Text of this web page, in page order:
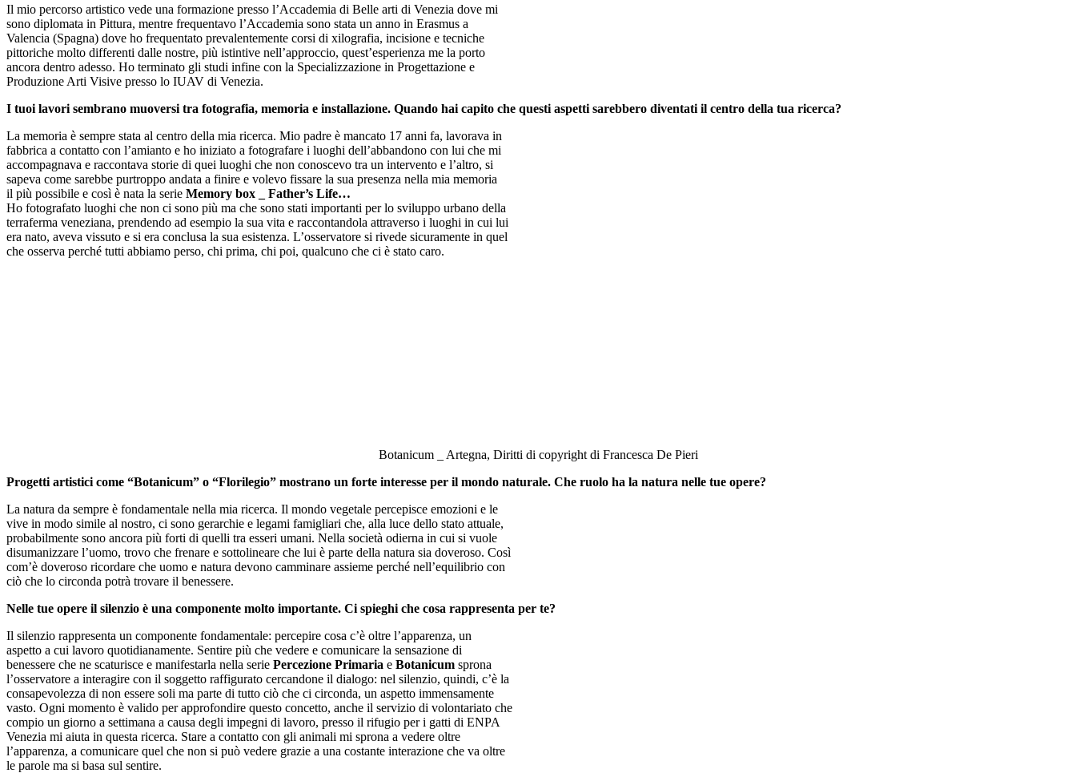
Il mio percorso artistico vede una formazione presso l’Accademia di Belle arti di Venezia dove mi
sono diplomata in Pittura, mentre frequentavo l’Accademia sono stata un anno in Erasmus a
Valencia (Spagna) dove ho frequentato prevalentemente corsi di xilografia, incisione e tecniche
pittoriche molto differenti dalle nostre, più istintive nell’approccio, quest’esperienza me la porto
ancora dentro adesso. Ho terminato gli studi infine con la Specializzazione in Progettazione e
Produzione Arti Visive presso lo IUAV di Venezia.
I tuoi lavori sembrano muoversi tra fotografia, memoria e installazione. Quando hai capito che questi aspetti sarebbero diventati il centro della tua ricerca?
La memoria è sempre stata al centro della mia ricerca. Mio padre è mancato 17 anni fa, lavorava in
fabbrica a contatto con l’amianto e ho iniziato a fotografare i luoghi dell’abbandono con lui che mi
accompagnava e raccontava storie di quei luoghi che non conoscevo tra un intervento e l’altro, si
sapeva come sarebbe purtroppo andata a finire e volevo fissare la sua presenza nella mia memoria
il più possibile e così è nata la serie Memory box _ Father’s Life…
Ho fotografato luoghi che non ci sono più ma che sono stati importanti per lo sviluppo urbano della
terraferma veneziana, prendendo ad esempio la sua vita e raccontandola attraverso i luoghi in cui lui
era nato, aveva vissuto e si era conclusa la sua esistenza. L’osservatore si rivede sicuramente in quel
che osserva perché tutti abbiamo perso, chi prima, chi poi, qualcuno che ci è stato caro.
Botanicum _ Artegna, Diritti di copyright di Francesca De Pieri
Progetti artistici come “Botanicum” o “Florilegio” mostrano un forte interesse per il mondo naturale. Che ruolo ha la natura nelle tue opere?
La natura da sempre è fondamentale nella mia ricerca. Il mondo vegetale percepisce emozioni e le
vive in modo simile al nostro, ci sono gerarchie e legami famigliari che, alla luce dello stato attuale,
probabilmente sono ancora più forti di quelli tra esseri umani. Nella società odierna in cui si vuole
disumanizzare l’uomo, trovo che frenare e sottolineare che lui è parte della natura sia doveroso. Così
com’è doveroso ricordare che uomo e natura devono camminare assieme perché nell’equilibrio con
ciò che lo circonda potrà trovare il benessere.
Nelle tue opere il silenzio è una componente molto importante. Ci spieghi che cosa rappresenta per te?
Il silenzio rappresenta un componente fondamentale: percepire cosa c’è oltre l’apparenza, un
aspetto a cui lavoro quotidianamente. Sentire più che vedere e comunicare la sensazione di
benessere che ne scaturisce e manifestarla nella serie Percezione Primaria e Botanicum sprona
l’osservatore a interagire con il soggetto raffigurato cercandone il dialogo: nel silenzio, quindi, c’è la
consapevolezza di non essere soli ma parte di tutto ciò che ci circonda, un aspetto immensamente
vasto. Ogni momento è valido per approfondire questo concetto, anche il servizio di volontariato che
compio un giorno a settimana a causa degli impegni di lavoro, presso il rifugio per i gatti di ENPA
Venezia mi aiuta in questa ricerca. Stare a contatto con gli animali mi sprona a vedere oltre
l’apparenza, a comunicare quel che non si può vedere grazie a una costante interazione che va oltre
le parole ma si basa sul sentire.